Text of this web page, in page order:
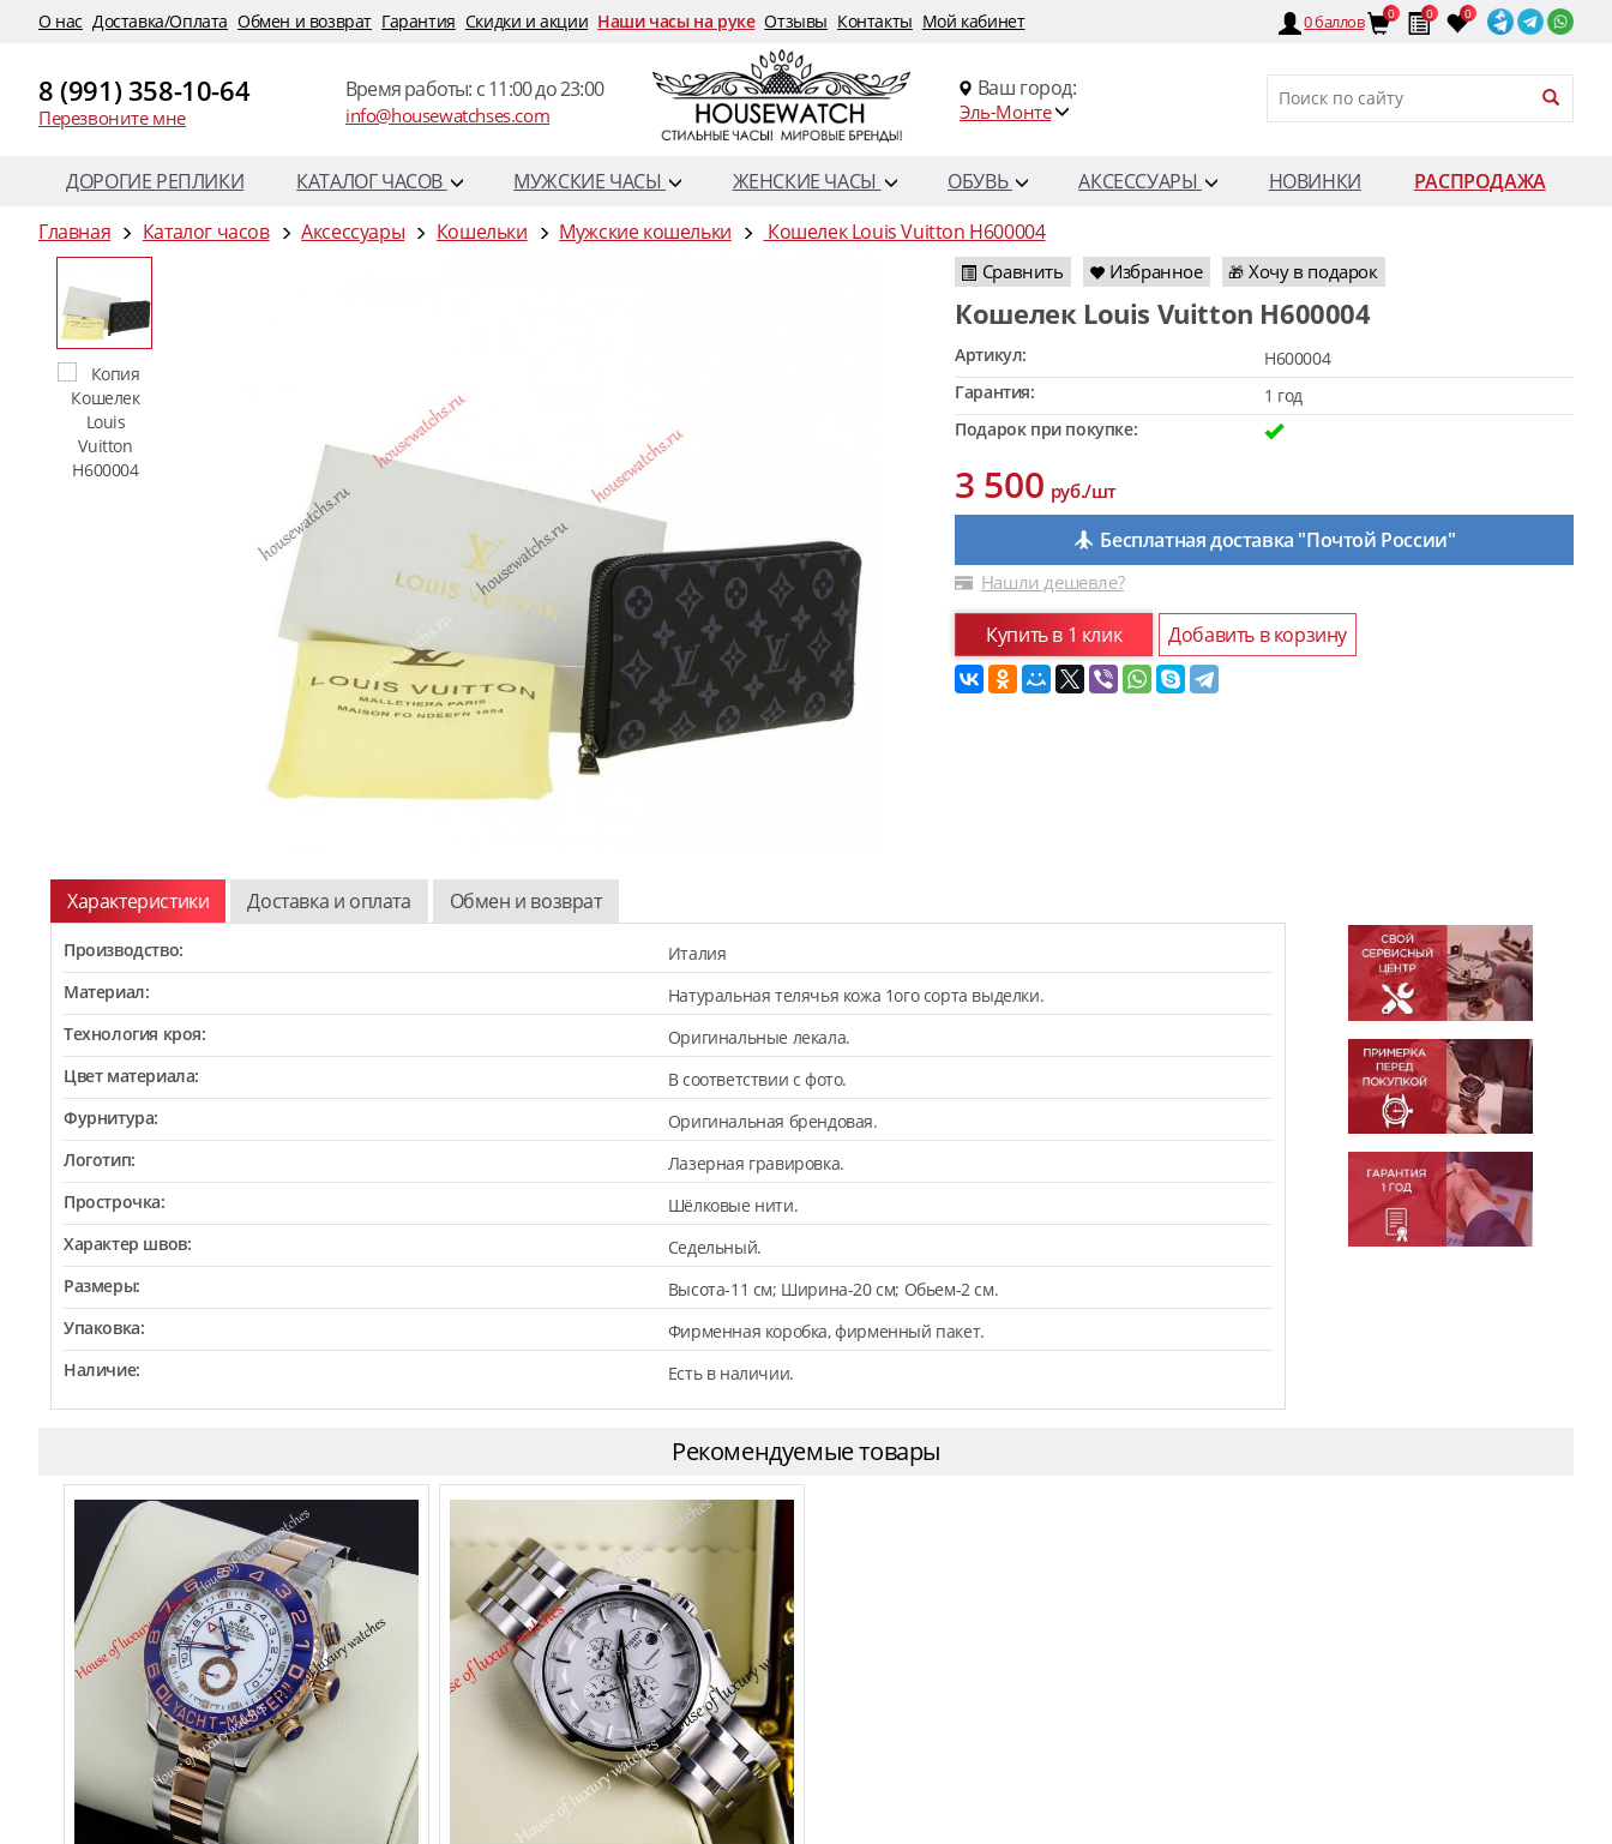
O нас Доставка/Оплата Обмен и возврат Гарантия Скидки и акции Наши часы на руке Отзывы Контакты Мой кабинет 0баллов 0 0 0
8 (991) 358-10-64
Перезвоните мне
Время работы: c 11:00 до 23:00
info@housewatchses.com
Ваш город:
Эль-Монте
ДОРОГИЕ РЕПЛИКИ КАТАЛОГ ЧАСОВ МУЖСКИЕ ЧАСЫ ЖЕНСКИЕ ЧАСЫ ОБУВЬ АКСЕССУАРЫ НОВИНКИ
РАСПРОДАЖА
Главная
Каталог часов Аксессуары Кошельки Мужские кошельки Кошелек Louis Vuitton H600004
Сравнить Избранное 🎁 Хочу в подарок
Кошелек Louis Vuitton H600004
Артикул:
H600004
Гарантия:
1 год
Подарок при покупке:
3 500руб./шт
Бесплатная доставка "Почтой России"
Нашли дешевле?
Купить в 1 клик Добавить в корзину
Характеристики Доставка и оплата Обмен и возврат
Производство:
Италия
Материал:
Натуральная телячья кожа 1ого сорта выделки.
Технология кроя:
Оригинальные лекала.
Цвет материала:
В соответствии с фото.
Фурнитура:
Оригинальная брендовая.
Логотип:
Лазерная гравировка.
Прострочка:
Шёлковые нити.
Характер швов:
Седельный.
Размеры:
Высота-11 см; Ширина-20 см; Обьем-2 см.
Упаковка:
Фирменная коробка, фирменный пакет.
Наличие:
Есть в наличии.
Рекомендуемые товары